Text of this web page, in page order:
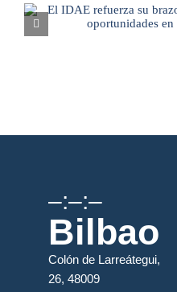
–:–:–
Bilbao
Colón de Larreátegui,
26, 48009